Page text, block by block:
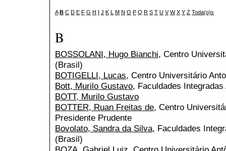
A B C D E F G H I J K L M N O P Q R S T U V W X Y Z Toda(o)s
B
BOSSOLANI, Hugo Bianchi, Centro
(Brasil)
BOTIGELLI, Lucas, Centro Universitário
Bott, Murilo Gustavo, Faculdades
BOTT, Murilo Gustavo
BOTTER, Ruan Freitas de, Centro
Presidente Prudente
Bovolato, Sandra da Silva, Faculdades
(Brasil)